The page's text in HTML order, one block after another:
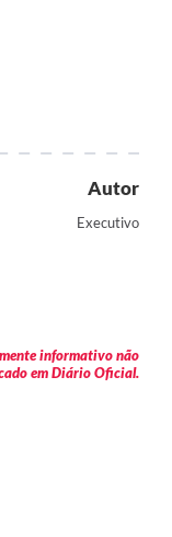
Autor
Executivo
informativo não
em Diário Oficial.